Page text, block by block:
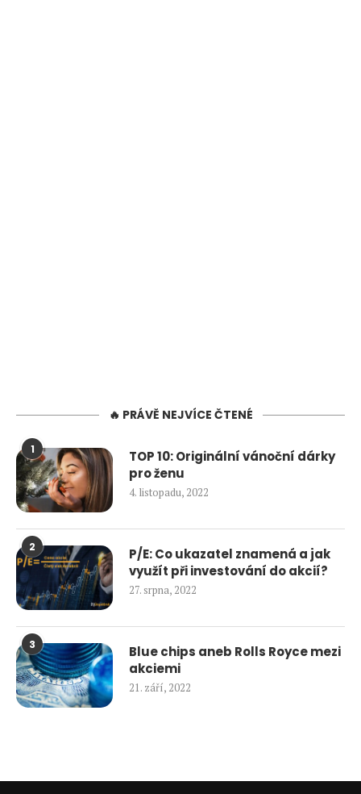
🔥 PRÁVĚ NEJVÍCE ČTENÉ
1
TOP 10: Originální vánoční dárky
pro ženu
4. listopadu, 2022
2
P/E: Co ukazatel znamená a jak
využít při investování do akcií?
27. srpna, 2022
3
Blue chips aneb Rolls Royce mezi
akciemi
21. září, 2022